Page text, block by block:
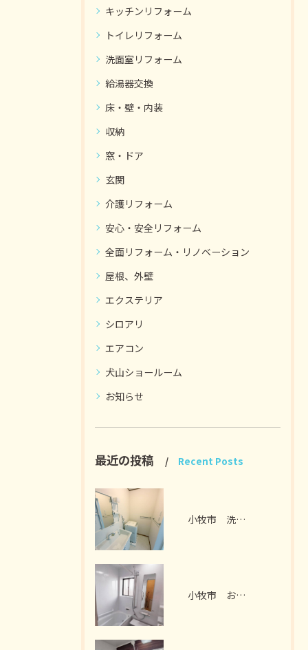
キッチンリフォーム
トイレリフォーム
洗面室リフォーム
給湯器交換
床・壁・内装
収納
窓・ドア
玄関
介護リフォーム
安心・安全リフォーム
全面リフォーム・リノベーション
屋根、外壁
エクステリア
シロアリ
エアコン
犬山ショールーム
お知らせ
最近の投稿 Recent Posts
小牧市 洗面脱衣室リフォーム I様邸 2026年7月
小牧市 お風呂リフォーム I様邸 2026年7月